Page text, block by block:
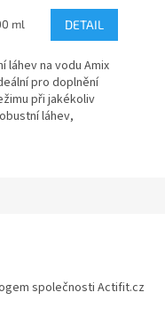
ml DETAIL
láhev na vodu Amix
pro doplnění
při jakékoliv
láhev,
společnosti Actifit.cz